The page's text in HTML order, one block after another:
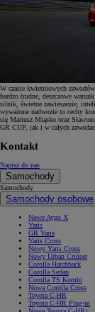
W czasie kwietniowych
bardzo trudne, deszczowe
silnik, świetne zawieszenie,
wyważone nadwozie to cechy
się Mariusz Miąsko oraz
GR CUP, jak i w całych
Kontakt
Napisz do nas
Samochody
Samochody
Samochody osobowe
Nowe Aygo X
Yaris
GR Yaris
Yaris Cross
Nowy Yaris Cross
Nowy Urban Cruiser
Corolla Hatchback
Corolla Sedan
Corolla TS Kombi
Nowa Corolla Cross
Toyota C-HR
Toyota C-HR Plug-in